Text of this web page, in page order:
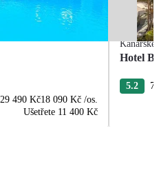
29 490 Kč18 090 Kč /os.
Ušetřete 11 400 Kč
Kanárské
Hotel
5.2